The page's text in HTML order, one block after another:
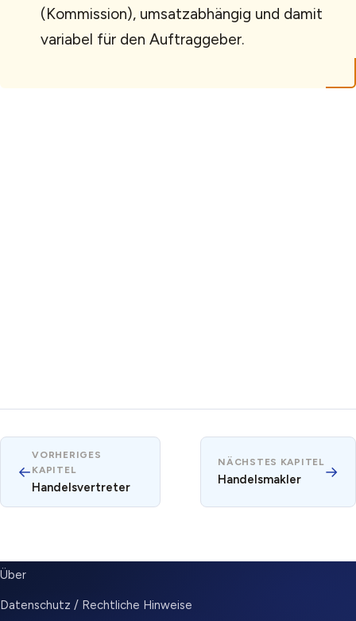
(Kommission), umsatzabhängig und damit
variabel für den Auftraggeber.
←
VORHERIGES
KAPITEL
Handelsvertreter
NÄCHSTES KAPITEL
Handelsmakler →
SUBMENU
Über
Datenschutz / Rechtliche Hinweise